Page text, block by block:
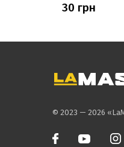
30 грн
© 2023 — 2026